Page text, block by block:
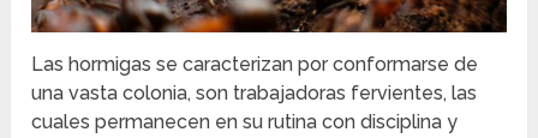
Las hormigas se caracterizan por conformarse de
una vasta colonia, son trabajadoras fervientes, las
cuales permanecen en su rutina con disciplina y